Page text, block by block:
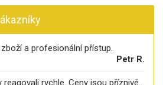
a profesionální přístup.
Petr R.
rychle. Ceny jsou příznivé.